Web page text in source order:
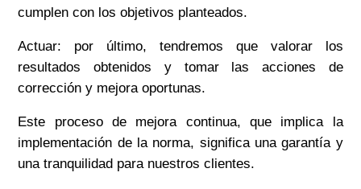
cumplen con los objetivos planteados.
Actuar: por último, tendremos que valorar los
resultados obtenidos y tomar las acciones de
corrección y mejora oportunas.
Este procesode mejora continua, que implica la
implementación de la norma, significa una garantía y
una tranquilidad para nuestros clientes.